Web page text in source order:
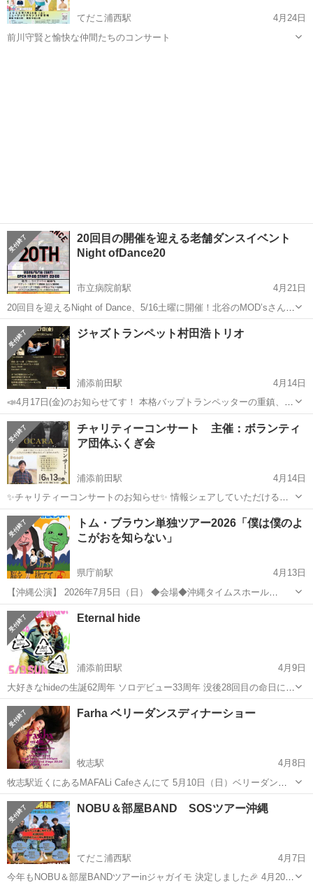
てだこ浦西駅
4月24日
前川守賢と愉快な仲間たちのコンサート
20回目の開催を迎える老舗ダンスイベント
Night ofDance20
市立病院前駅
4月21日
20回目を迎えるNight of Dance、5/16土曜に開催！北谷のMOD’sさんに
て19:00会場,20:00開演！これまでNight of Danceを応援してくださっ
ている来場者＆アーティストの皆さんと20回目を迎...
沖縄 中頭郡 市立病院前駅 コンサート/ショー
ジャズトランペット村田浩トリオ
浦添前田駅
4月14日
📣4月17日(金)のお知らせてす！ 本格バップトランペッターの重鎮、
村田浩さんの春の沖縄ツアー🎺 ジャズシンガー西平和代さんがオーナ
ーを務める"JAZZ喫茶EJUイージュ"に登場です。 沖縄の大御所ベーシ
スト、真境名陽一...
沖縄 浦添市 浦添前田駅 コンサート/ショー
トランペット
チャリティーコンサート 主催：ボランティ
ア団体ふくぎ会
浦添前田駅
4月14日
✨チャリティーコンサートのお知らせ✨ 情報シェアしていただけると
嬉しいです。 アーティスト三線「宮沢モデル」の胴巻きを製作されて
いる「やふそ紅型工房」の屋冨祖幸子代表が活動されている ボランテ
ィア団体ふくぎ会 による...
沖縄 浦添市 浦添前田駅 コンサート/ショー
チャリティー
トム・ブラウン単独ツアー2026「僕は僕のよ
こがおを知らない」
県庁前駅
4月13日
【沖縄公演】 2026年7月5日（日） ◆会場◆沖縄タイムスホール
沖縄県那覇市久茂地2-2-2 タイムスビル3階 ◆時間◆7月5日
（日） 14:45開場 ／ 15:30開演 ／ 17:30終...
沖縄 那覇市
Eternal hide
浦添前田駅
4月9日
大好きなhideの生誕62周年 ソロデビュー33周年 没後28回目の命日に因
んでEternal hide(永遠のhide)を開催します。 hideの残した名曲と彼の
所属していたX、X Japanの確たる名曲で仲間達と共に演...
沖縄 浦添市 浦添前田駅 コンサート/ショー
ライブハウス
Farha ベリーダンスディナーショー
牧志駅
4月8日
牧志駅近くにあるMAFALi Cafeさんにて 5月10日（日）ベリーダンス
ディナーショーに出演致します。 入場料金1500円 会場18:00 スタート
1部19:00 〜 2部20:30〜 となっております。 ご予約は...
沖縄 那覇市 コンサート/ショー ディナーショー
NOBU＆部屋BAND SOSツアー沖縄
てだこ浦西駅
4月7日
今年もNOBU＆部屋BANDツアーinジャガイモ 決定しました🎉 4月20日